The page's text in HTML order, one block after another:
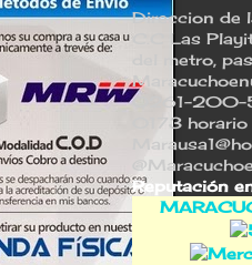
Direccion de
C.C Las
del metro,
0261-200-
0173
Reputación